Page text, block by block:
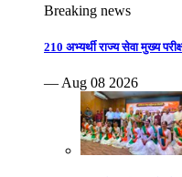
Breaking news
210 अभ्यर्थी राज्य सेवा मुख्य
— Aug 08 2026